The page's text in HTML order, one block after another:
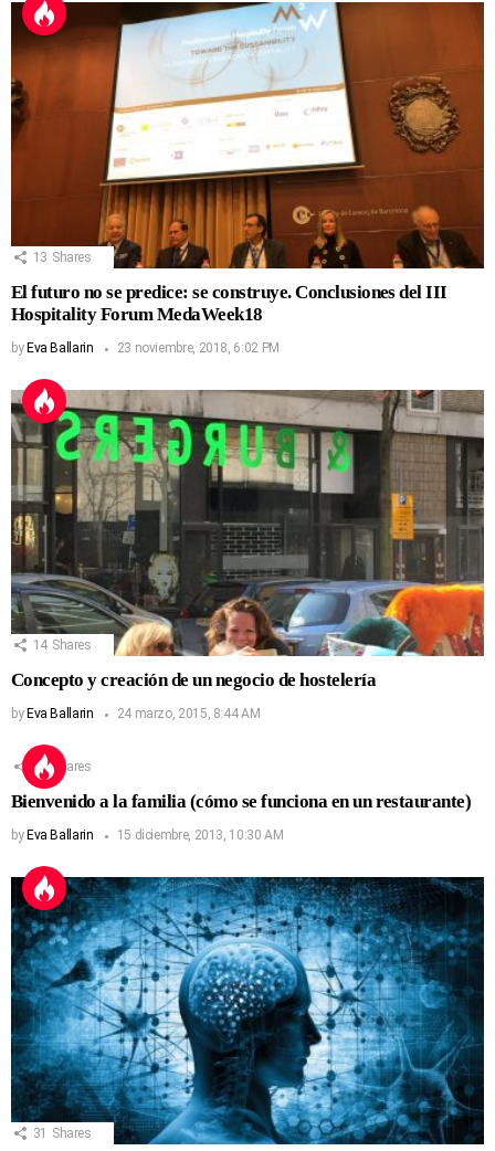
13 Shares
El futuro no se predice: se construye. Conclusiones del III
Hospitality Forum MedaWeek18
by Eva Ballarin 23 noviembre, 2018, 6:02 PM
14 Shares
Concepto y creación de un negocio de hostelería
by Eva Ballarin 24 marzo, 2015, 8:44 AM
13 Shares
Bienvenido a la familia (cómo se funciona en un restaurante)
by Eva Ballarin 15 diciembre, 2013, 10:30 AM
31 Shares